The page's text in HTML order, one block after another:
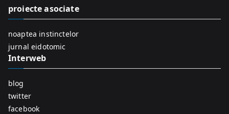
o
proiecte asociate
noaptea instinctelor
jurnal eidotomic
Interweb
blog
twitter
facebook